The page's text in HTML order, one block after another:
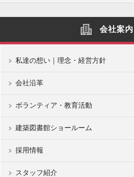
会社案内
私達の想い｜理念・経営方針
会社沿革
ボランティア・教育活動
建築図書館ショールーム
採用情報
スタッフ紹介